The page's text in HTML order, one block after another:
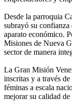
Desde la parroquia
subrayó su
aparato económico.
Misiones de Nueva
sector de manera
La Gran Misión
inscritas y a través
féminas a escala
mejorar su calidad